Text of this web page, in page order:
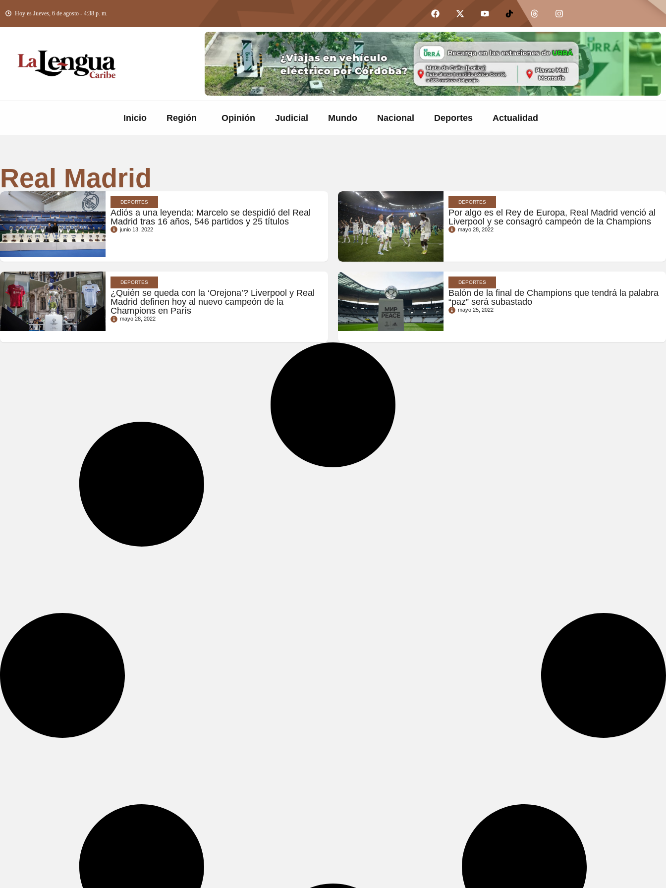
Hoy es Jueves, 6 de agosto - 4:38 p. m.
Inicio Región Opinión Judicial Mundo Nacional Deportes Actualidad
Real Madrid
DEPORTES
Adiós a una leyenda: Marcelo se despidió del Real
Madrid tras 16 años, 546 partidos y 25 títulos
junio 13, 2022
DEPORTES
Por algo es el Rey de Europa, Real Madrid venció al
Liverpool y se consagró campeón de la Champions
mayo 28, 2022
DEPORTES
¿Quién se queda con la ‘Orejona’? Liverpool y Real
Madrid definen hoy al nuevo campeón de la
Champions en París
mayo 28, 2022
DEPORTES
Balón de la final de Champions que tendrá la palabra
“paz” será subastado
mayo 25, 2022